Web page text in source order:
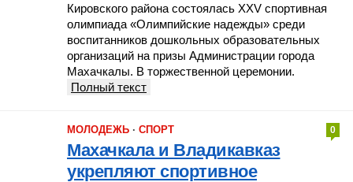
Кировского района состоялась XXV спортивная
олимпиада «Олимпийские надежды» среди
воспитанников дошкольных образовательных
организаций на призы Администрации города
Махачкалы. В торжественной церемонии.
Полный текст
МОЛОДЕЖЬ · СПОРТ 0
Махачкала и Владикавказ
укрепляют спортивное